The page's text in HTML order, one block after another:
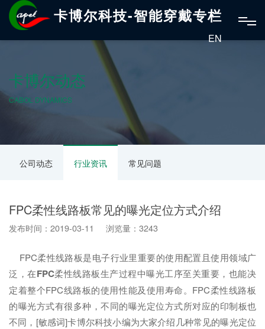
卡博尔科技-智能穿戴专栏
EN
卡博尔动态
CABOL DYNAMICS
公司动态 行业资讯 常见问题
FPC柔性线路板常见的曝光定位方式介绍
发布时间：2019-03-11 浏览量：3243
FPC柔性线路板是电子行业里重要的使用配置且使用领域广
泛，在FPC柔性线路板生产过程中曝光工序至关重要，也能决
定着整个FPC线路板的使用性能及使用寿命。FPC柔性线路板
的曝光方式有很多种，不同的曝光定位方式所对应的印制板也
不同，[敏感词]卡博尔科技小编为大家介绍几种常见的曝光定位